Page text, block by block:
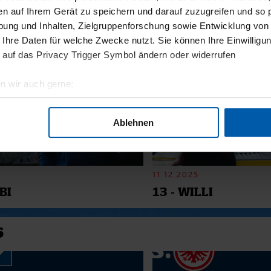
auf Ihrem Gerät zu speichern und darauf zuzugreifen und so
und Inhalten, Zielgruppenforschung sowie Entwicklung
Daten für welche Zwecke nutzt. Sie können Ihre
das Privacy Trigger Symbol ändern oder widerrufen
wir auch gerne:
Lage erfassen, welche bis auf einige Meter genau
und Anzeigen zu personalisieren, Funktionen für soziale
zu analysieren. Außerdem geben wir Informationen zu
zusammen, die Sie ihnen bereitgestellt haben oder die
Ablehnen
11.12.2025
13 - WILLI